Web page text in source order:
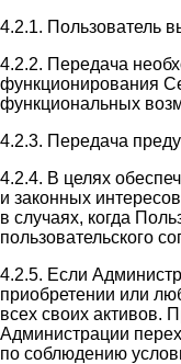
4.2.1. Пользователь
4.2.2. Передача
функционирования
функциональных
4.2.3. Передача
4.2.4. В целях
и законных
в случаях, когда
пользовательского
4.2.5. Если
приобретении или
всех своих активов.
Администрации
по соблюдению